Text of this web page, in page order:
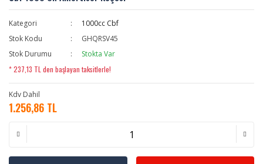
Kategori
1000cc Cbf
Stok Kodu
GHQRSV45
Stok Durumu
Stokta Var
* 237,13 TL den başlayan taksitlerle!
Kdv Dahil
1.256,86 TL